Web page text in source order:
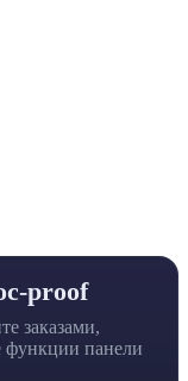
proof
заказами,
функции панели